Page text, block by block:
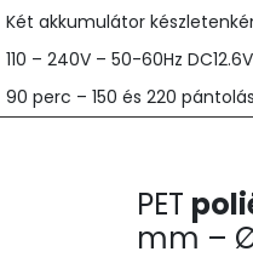
Két akkumulátor
110 – 240V – 50-60Hz
90 perc – 150 és 220 pántolás
PET
mm –